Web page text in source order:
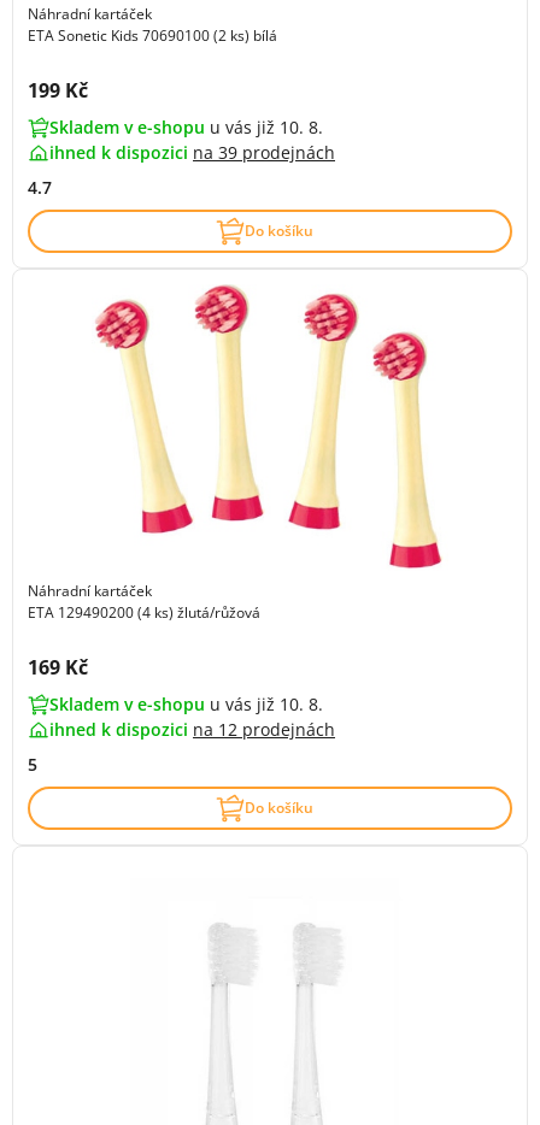
Náhradní kartáček
ETA Sonetic Kids 70690100 (2 ks) bílá
Cena s DPH:
199 Kč
Skladem v e-shopu u vás již 10. 8.
ihned k dispozici na 39 prodejnách
4.7
Do košíku
Náhradní kartáček
ETA 129490200 (4 ks) žlutá/růžová
Cena s DPH:
169 Kč
Skladem v e-shopu u vás již 10. 8.
ihned k dispozici na 12 prodejnách
5
Do košíku